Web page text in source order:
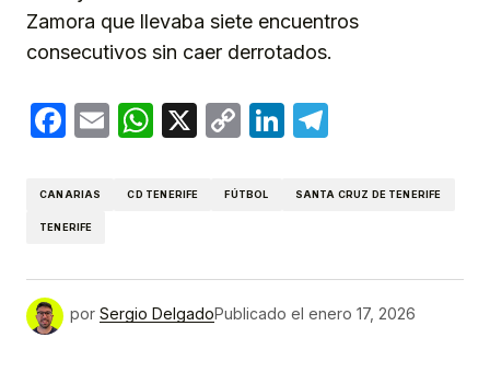
Zamora que llevaba siete encuentros
consecutivos sin caer derrotados.
Facebook
EmailWhatsApp
X
CopyLinkedIn
CANARIAS CD TENERIFE FÚTBOL SANTA CRUZ DE TENERIFE
TENERIFE
por Sergio DelgadoPublicado el enero 17, 2026